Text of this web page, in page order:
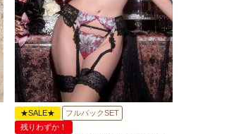
★SALE★
フルバックSET
残りわずか！